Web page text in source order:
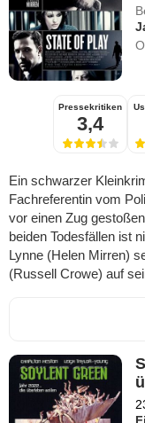
Pressekritiken
3,4
Ein schwarzer
Fachreferentin vom
vor einen Zug
beiden Todesfällen ist
Lynne (Helen Mirren)
(Russell Crowe) auf
Fi